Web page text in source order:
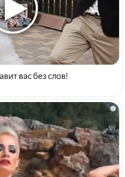
вас без слов!
i